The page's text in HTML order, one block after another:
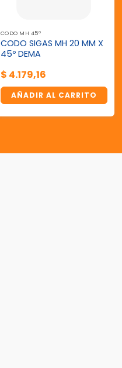
CODO MH 45º
CODO SIGAS MH 20 MM X
45º DEMA
$ 4.179,16
AÑADIR AL CARRITO